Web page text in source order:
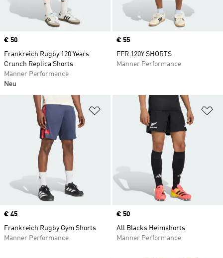
Price
€ 50
Frankreich Rugby 120 Years
Crunch Replica Shorts
Männer Performance
Neu
Price
€ 55
FFR 120Y SHORTS
Männer Performance
Zur Wunschliste hinzufügen
Price
€ 45
Frankreich Rugby Gym Shorts
Männer Performance
Price
€ 50
All Blacks Heimshorts
Männer Performance